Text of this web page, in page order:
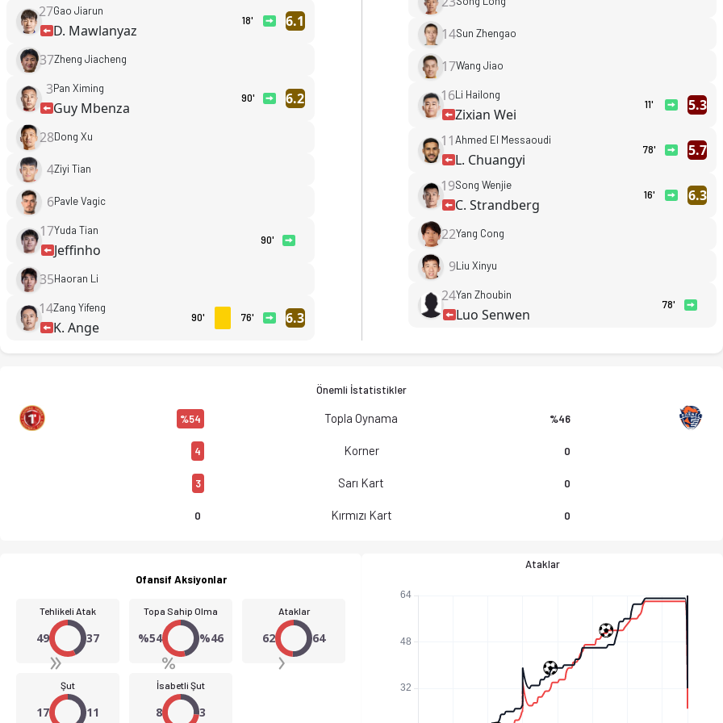
27Gao Jiarun
D. Mawlanyaz
18' 6.1
37Zheng Jiacheng
3Pan Ximing
Guy Mbenza
90' 6.2
28Dong Xu
4Ziyi Tian
6Pavle Vagic
17Yuda Tian
Jeffinho
90'
35Haoran Li
14Zang Yifeng
K. Ange
90' 76' 6.3
14Sun Zhengao
17Wang Jiao
16Li Hailong
Zixian Wei
11'
5.3
11Ahmed El Messaoudi
L. Chuangyi
78'
5.7
19Song Wenjie
C. Strandberg
16' 6.3
22Yang Cong
9Liu Xinyu
24Yan Zhoubin
Luo Senwen
78'
Önemli İstatistikler
%54 Topla Oynama %46
4 Korner 0
3 Sarı Kart 0
0 Kırmızı Kart 0
Ofansif Aksiyonlar
Tehlikeli Atak
49 37
Topa Sahip Olma
%54 %46
Ataklar
62 64
Şut
17 11
İsabetli Şut
8 3
Ataklar